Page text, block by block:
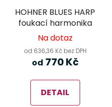
HOHNER BLUES HARP
foukací harmonika
Na dotaz
od 636,36 Kč bez DPH
od 770 Kč
DETAIL